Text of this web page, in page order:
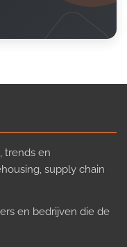
trends en
supply chain
en bedrijven die de